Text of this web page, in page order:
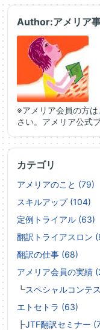
Author:アメリア
※アメリア会員の方は
さい。アメリア公式
カテゴリ
アメリアのこと (79)
スキルアップ (104)
定例トライアル (63)
翻訳トライアスロン
翻訳の仕事 (68)
アメリア会員の実績
┗スペシャルコンテ
エトセトラ (63)
┣JTF翻訳セミナー